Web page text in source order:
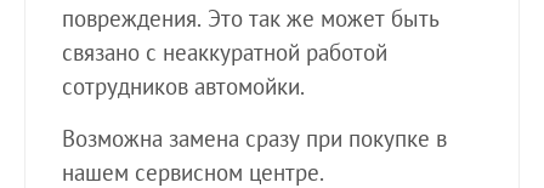
повреждения. Это так же может быть
связано с неаккуратной работой
сотрудников автомойки.
Возможна замена сразу при покупке в
нашем сервисном центре.